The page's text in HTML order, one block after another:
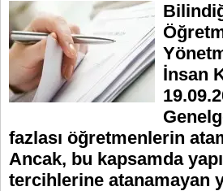
İnsan
fazlası öğretmenlerin
Ancak, bu kapsamda
tercihlerine atanamayan